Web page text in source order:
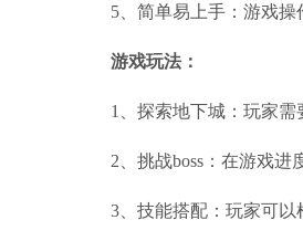
5、简单易上手：游戏操
游戏玩法：
1、探索地下城：玩家需
2、挑战boss：在游戏进
3、技能搭配：玩家可以